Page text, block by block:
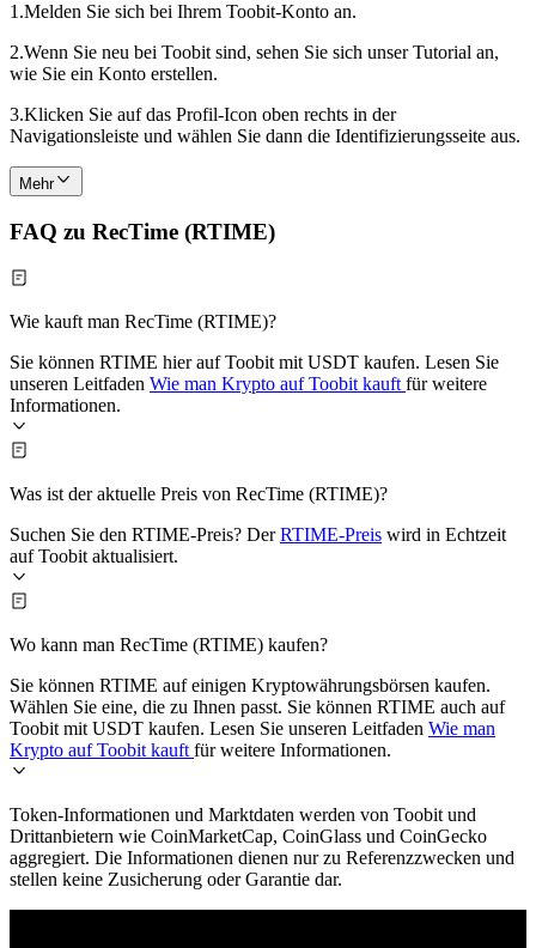
1.Melden Sie sich bei Ihrem Toobit-Konto an.
2.Wenn Sie neu bei Toobit sind, sehen Sie sich unser Tutorial an,
wie Sie ein Konto erstellen.
3.Klicken Sie auf das Profil-Icon oben rechts in der
Navigationsleiste und wählen Sie dann die Identifizierungsseite aus.
Mehr
FAQ zu RecTime (RTIME)
Wie kauft man RecTime (RTIME)?
Sie können RTIME hier auf Toobit mit USDT kaufen. Lesen Sie
unseren Leitfaden Wie man Krypto auf Toobit kauft für weitere
Informationen.
Was ist der aktuelle Preis von RecTime (RTIME)?
Suchen Sie den RTIME-Preis? DerRTIME-Preis wird in Echtzeit
auf Toobit aktualisiert.
Wo kann man RecTime (RTIME) kaufen?
Sie können RTIME auf einigen Kryptowährungsbörsen kaufen.
Wählen Sie eine, die zu Ihnen passt. Sie können RTIME auch auf
Toobit mit USDT kaufen. Lesen Sie unseren Leitfaden Wie man
Krypto auf Toobit kauft für weitere Informationen.
Token-Informationen und Marktdaten werden von Toobit und
Drittanbietern wie CoinMarketCap, CoinGlass und CoinGecko
aggregiert. Die Informationen dienen nur zu Referenzzwecken und
stellen keine Zusicherung oder Garantie dar.